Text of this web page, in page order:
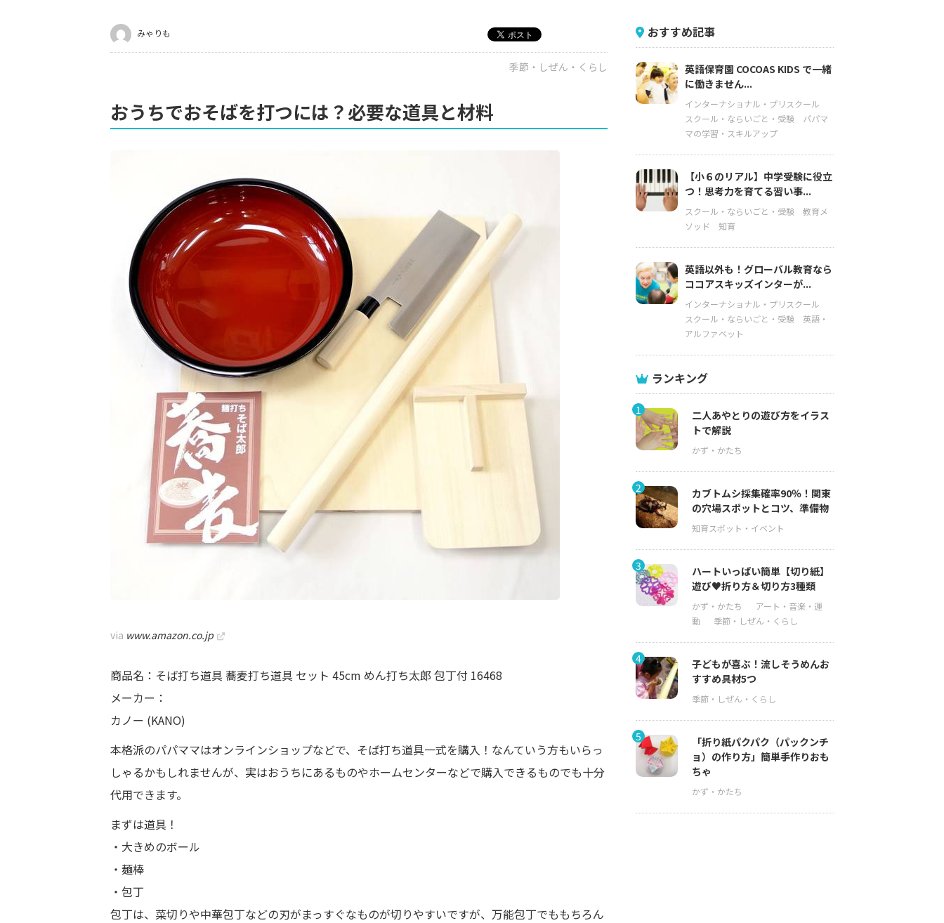
みゃりも
季節・しぜん・くらし
おうちでおそばを打つには？必要な道具と材料
via www.amazon.co.jp
商品名：そば打ち道具 蕎麦打ち道具 セット 45cm めん打ち太郎 包丁付 16468
メーカー：
カノー (KANO)
本格派のパパママはオンラインショップなどで、そば打ち道具一式を購入！なんていう方もいらっ
しゃるかもしれませんが、実はおうちにあるものやホームセンターなどで購入できるものでも十分
代用できます。
まずは道具！
・大きめのボール
・麺棒
・包丁
包丁は、菜切りや中華包丁などの刃がまっすぐなものが切りやすいですが、万能包丁でももちろん
おすすめ記事
英語保育園 COCOAS KIDS で一緒
に働きません...
インターナショナル・プリスクール
スクール・ならいごと・受験
パパマ
マの学習・スキルアップ
【小６のリアル】中学受験に役立
つ！思考力を育てる習い事...
スクール・ならいごと・受験
教育メ
ソッド
知育
英語以外も！グローバル教育なら
ココアスキッズインターが...
インターナショナル・プリスクール
スクール・ならいごと・受験
英語・
アルファベット
ランキング
1
二人あやとりの遊び方をイラス
トで解説
2
カブトムシ採集確率90％！関東
の穴場スポットとコツ、準備物
3
ハートいっぱい簡単【切り紙】
遊び♥折り方＆切り方3種類
4
子どもが喜ぶ！流しそうめんお
すすめ具材5つ
5
「折り紙パクパク（パックンチ
ョ）の作り方」簡単手作りおも
ちゃ